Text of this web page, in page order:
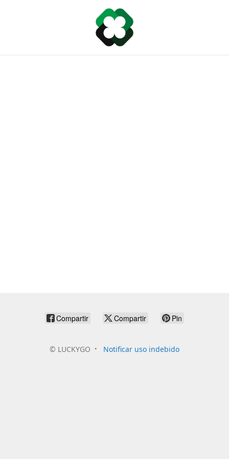
Compartir Compartir Pin
© LUCKYGO Notificar uso indebido